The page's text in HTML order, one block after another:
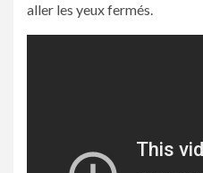
aller les yeux fermés.